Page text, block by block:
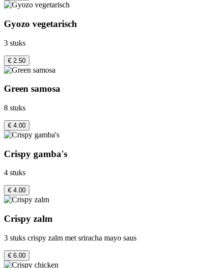
Gyozo vegetarisch
3 stuks
€ 2.50
Green samosa
8 stuks
€ 4.00
Crispy gamba's
4 stuks
€ 4.00
Crispy zalm
3 stuks crispy zalm met sriracha mayo saus
€ 6.00